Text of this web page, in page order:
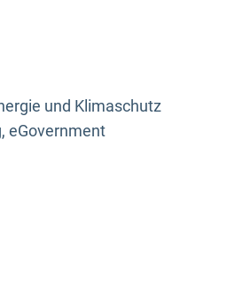
und Klimaschutz
eGovernment